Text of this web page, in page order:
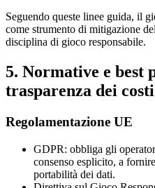
Seguendo queste linee guida, il
come strumento di mitigazione
disciplina di gioco responsabile.
5. Normative e best
trasparenza dei costi
Regolamentazione UE
GDPR: obbliga gli
consenso esplicito, a
portabilità dei dati.